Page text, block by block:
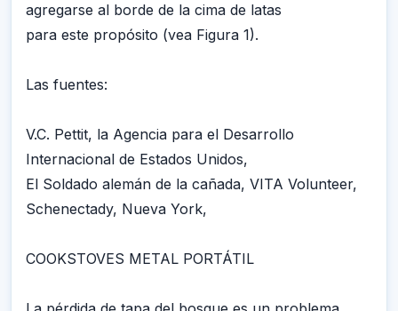
agregarse al borde de la cima de latas
para este propósito (vea Figura 1).
Las fuentes:
V.C. Pettit, la Agencia para el Desarrollo
Internacional de Estados Unidos,
El Soldado alemán de la cañada, VITA Volunteer,
Schenectady, Nueva York,
COOKSTOVES METAL PORTÁTIL